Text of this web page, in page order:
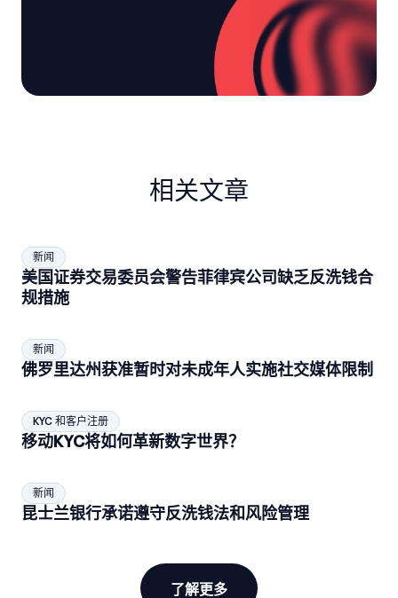
相关文章
新闻
美国证券交易委员会警告菲律宾公司缺乏反洗钱合
规措施
新闻
佛罗里达州获准暂时对未成年人实施社交媒体限制
KYC 和客户注册
移动KYC将如何革新数字世界？
新闻
昆士兰银行承诺遵守反洗钱法和风险管理
了解更多